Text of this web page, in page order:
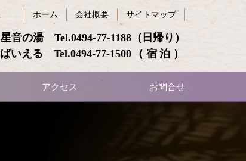
星音の湯 Tel.0494-77-1188 （日帰り）
ばいえる Tel.0494-77-1500 （宿泊）
ホーム 会社概要 サイトマップ
アクセス お問合せ